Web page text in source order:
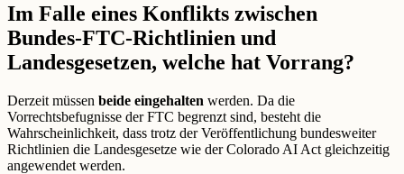
Im Falle eines Konflikts zwischen
Bundes-FTC-Richtlinien und
Landesgesetzen, welche hat Vorrang?
Derzeit müssen beide eingehalten werden. Da die
Vorrechtsbefugnisse der FTC begrenzt sind, besteht die
Wahrscheinlichkeit, dass trotz der Veröffentlichung bundesweiter
Richtlinien die Landesgesetze wie der Colorado AI Act gleichzeitig
angewendet werden.